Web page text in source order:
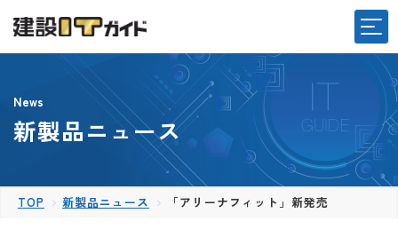
News
新製品ニュース
TOP 新製品ニュース 「アリーナフィット」新発売